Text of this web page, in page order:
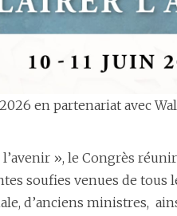
en partenariat avec
», le Congrès
soufies venues de
d’anciens ministres,